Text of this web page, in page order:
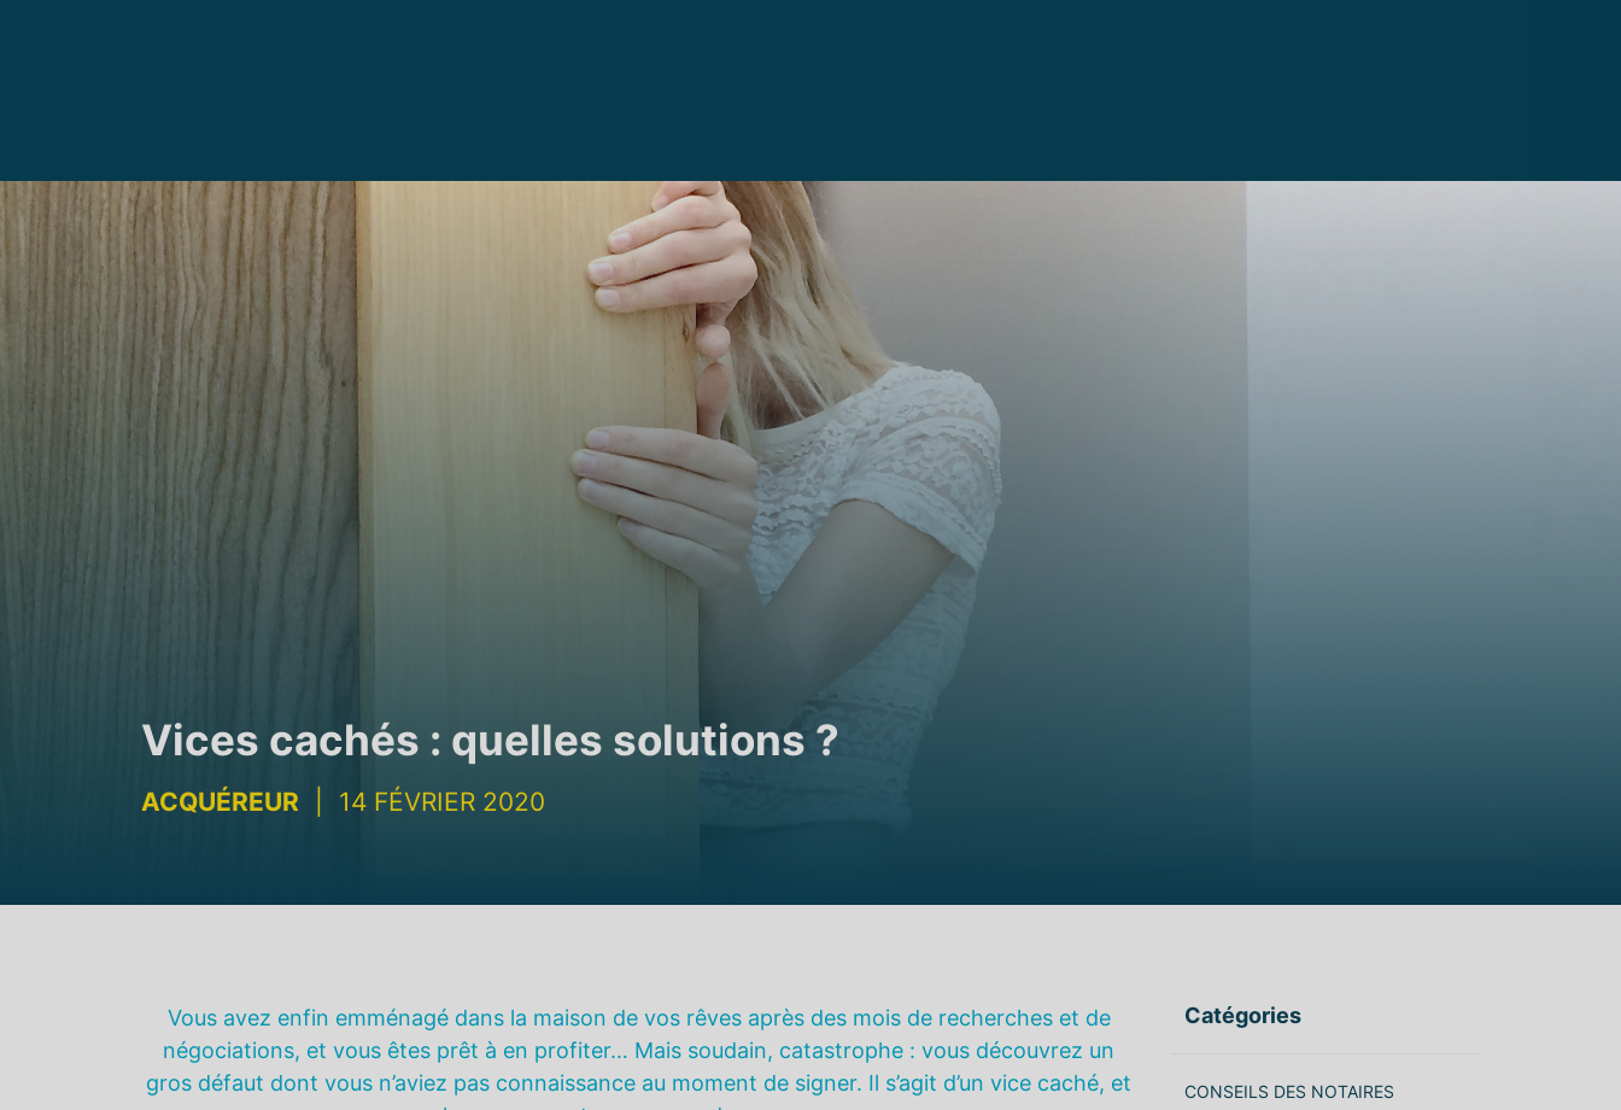
Vices cachés : quelles solutions ?
ACQUÉREUR 14 FÉVRIER 2020
Vous avez enfin emménagé dans la maison de vos rêves après des mois de recherches et de
négociations, et vous êtes prêt à en profiter… Mais soudain, catastrophe : vous découvrez un
gros défaut dont vous n’aviez pas connaissance au moment de signer. Il s’agit d’un vice caché, et
Catégories
CONSEILS DES NOTAIRES